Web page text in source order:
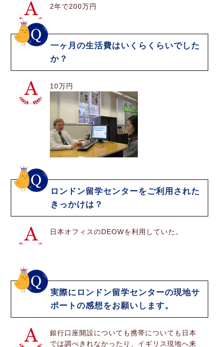
2年で200万円
一ヶ月の生活費はいくらくらいでした
か？
10万円
ロンドン留学センターをご利用された
きっかけは？
日本オフィスのDEOWを利用していた。
実際にロンドン留学センターの現地サ
ポートの感想をお願いします。
銀行口座開設についても携帯についても日本
では調べきれなかったり、イギリス現地へ来